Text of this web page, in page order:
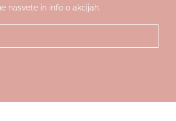
nasvete in info o akcijah.